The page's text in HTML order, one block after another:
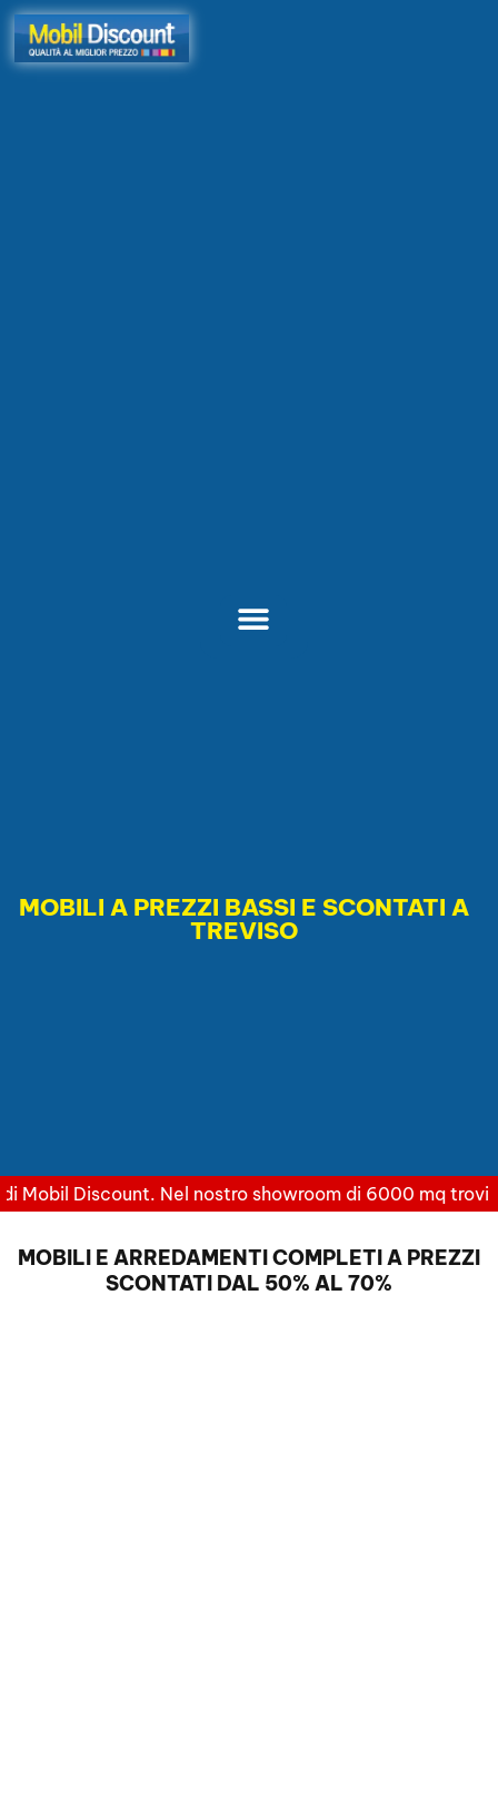
MOBILI A PREZZI BASSI E SCONTATI A
TREVISO
Scopri l'eleganza e i prezzi convenienti di Mobil
Discount. Nel nostro showroom di 6000 mq trovi
MOBILI E ARREDAMENTI COMPLETI A PREZZI
SCONTATI DAL 50% AL 70%